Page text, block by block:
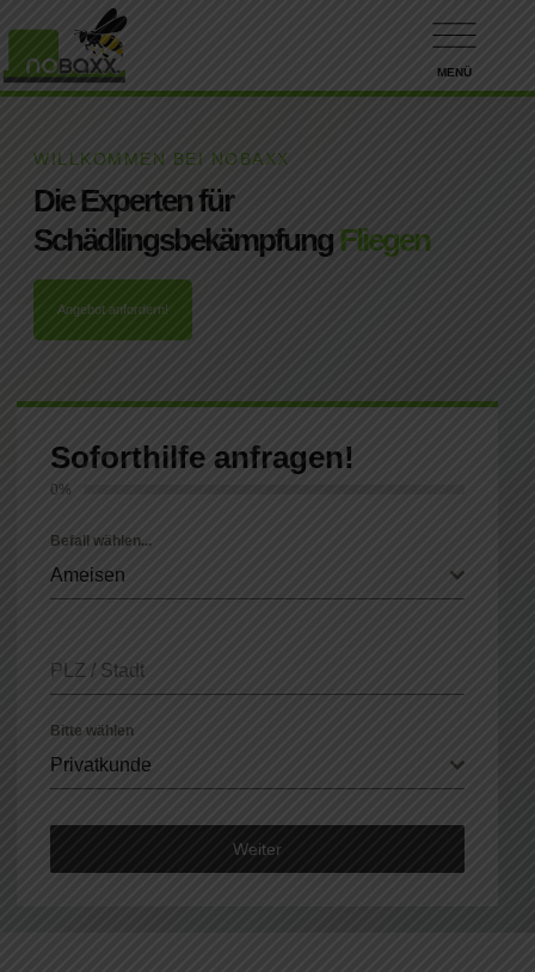
MENÜ
WILLKOMMEN BEI NOBAXX
Die Experten für
Schädlingsbekämpfung Fliegen
Angebot anfordern!
Soforthilfe anfragen!
0%
Befall wählen...
Ameisen
PLZ / Stadt
Bitte wählen
Privatkunde
Weiter